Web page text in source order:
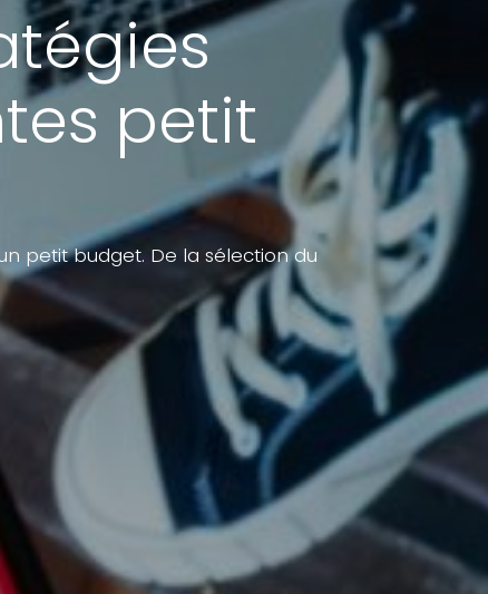
petit
petit budget. De la sélection du